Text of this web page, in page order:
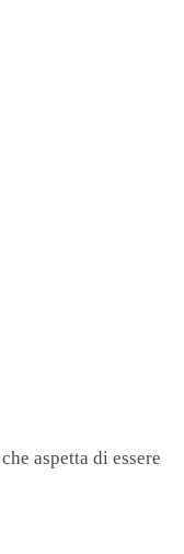
aspetta di essere